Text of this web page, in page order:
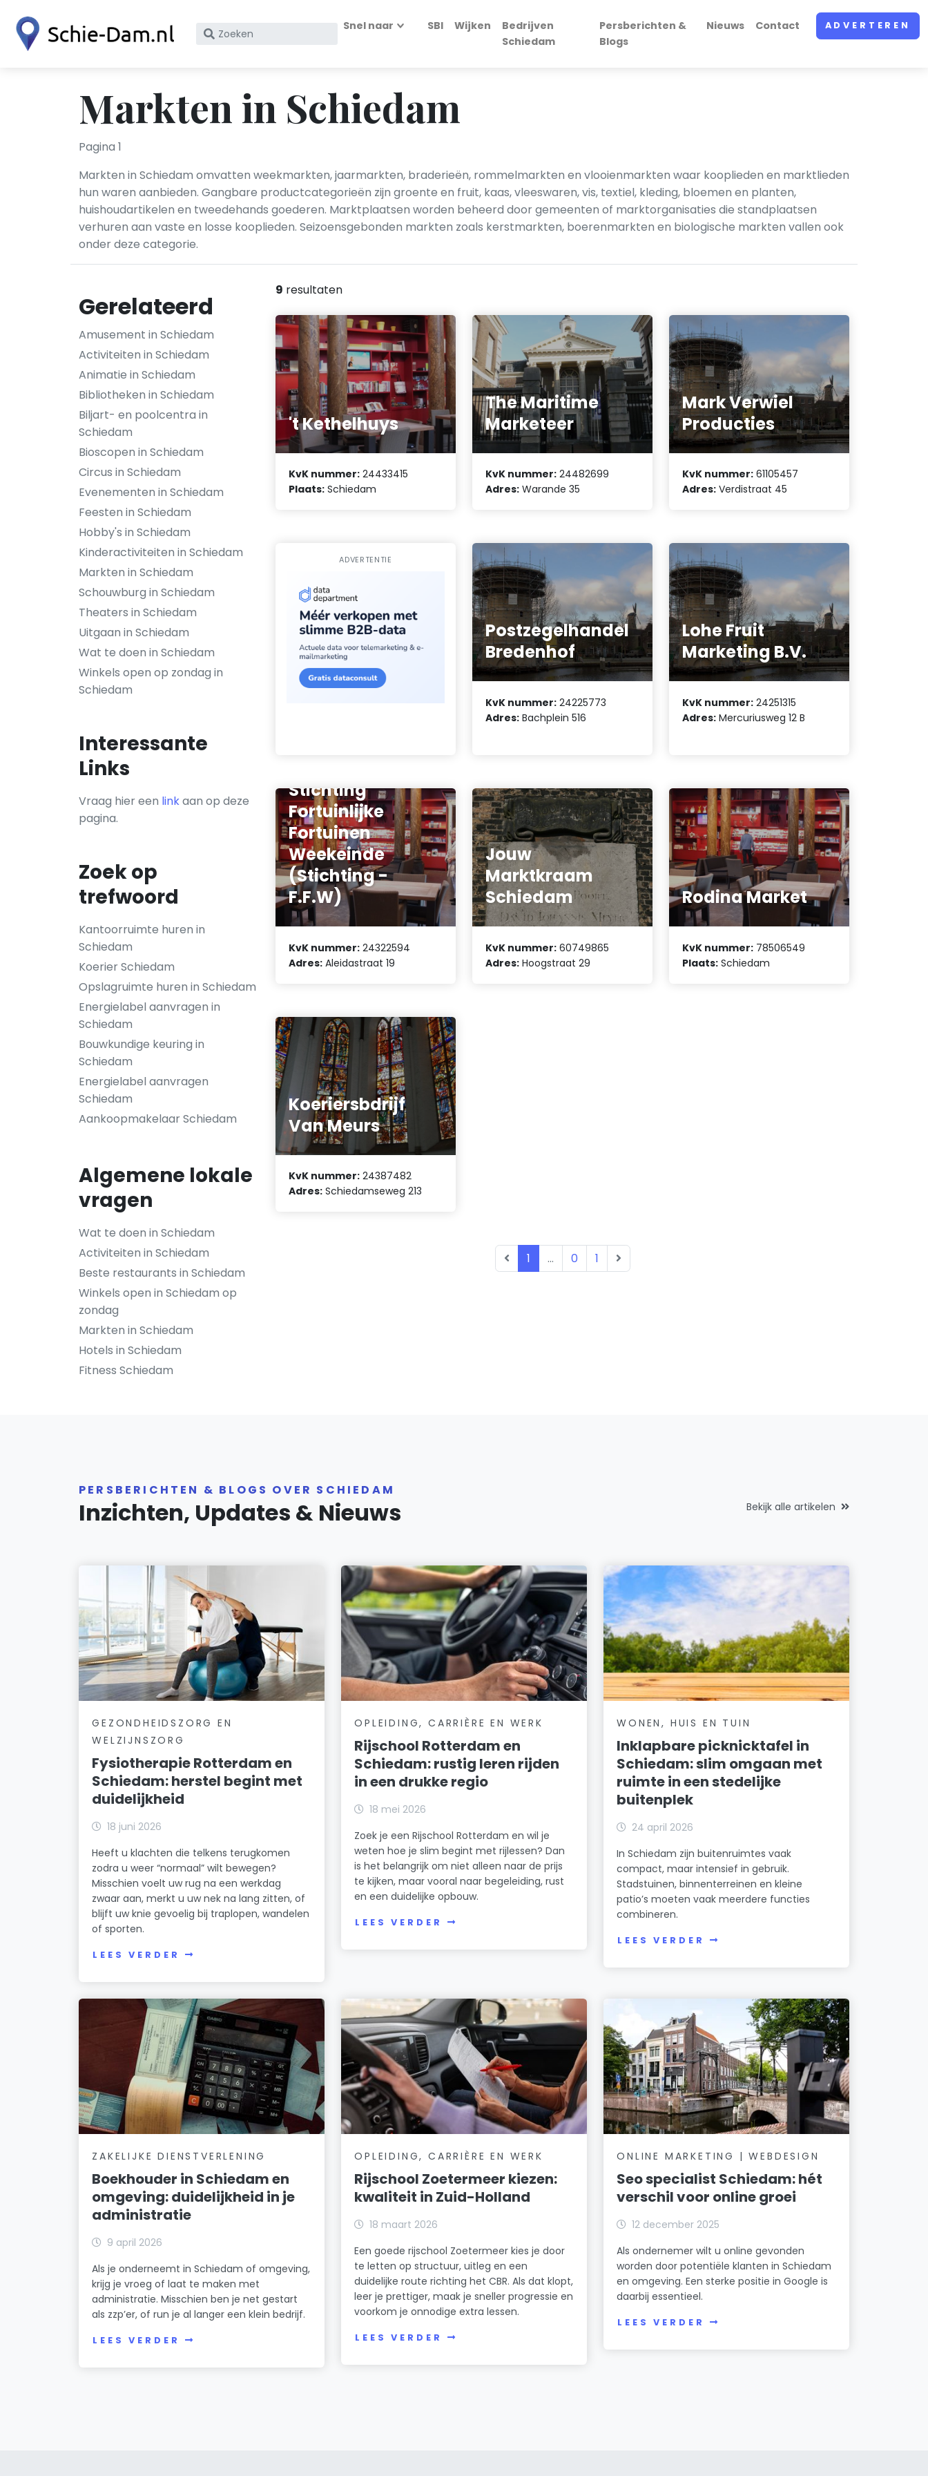
Zoek
KvK
nummer
Snel naar SBI Wijken
Bedrijven
Schiedam
Persberichten &
Blogs
Nieuws Contact ADVERTEREN
Markten in Schiedam
Pagina 1
Markten in Schiedam omvatten weekmarkten, jaarmarkten, braderieën, rommelmarkten en vlooienmarkten waar kooplieden en marktlieden
hun waren aanbieden. Gangbare productcategorieën zijn groente en fruit, kaas, vleeswaren, vis, textiel, kleding, bloemen en planten,
huishoudartikelen en tweedehands goederen. Marktplaatsen worden beheerd door gemeenten of marktorganisaties die standplaatsen
verhuren aan vaste en losse kooplieden. Seizoensgebonden markten zoals kerstmarkten, boerenmarkten en biologische markten vallen ook
onder deze categorie.
Gerelateerd
Amusement in Schiedam
Activiteiten in Schiedam
Animatie in Schiedam
Bibliotheken in Schiedam
Biljart- en poolcentra in
Schiedam
Bioscopen in Schiedam
Circus in Schiedam
Evenementen in Schiedam
Feesten in Schiedam
Hobby's in Schiedam
Kinderactiviteiten in Schiedam
Markten in Schiedam
Schouwburg in Schiedam
Theaters in Schiedam
Uitgaan in Schiedam
Wat te doen in Schiedam
Winkels open op zondag in
Schiedam
Interessante
Links
Vraag hier een linkaan op deze
pagina.
Zoek op
trefwoord
Kantoorruimte huren in
Schiedam
Koerier Schiedam
Opslagruimte huren in Schiedam
Energielabel aanvragen in
Schiedam
Bouwkundige keuring in
Schiedam
Energielabel aanvragen
Schiedam
Aankoopmakelaar Schiedam
Algemene lokale
vragen
Wat te doen in Schiedam
Activiteiten in Schiedam
Beste restaurants in Schiedam
Winkels open in Schiedam op
zondag
Markten in Schiedam
Hotels in Schiedam
Fitness Schiedam
9 resultaten
't Kethelhuys
KvK nummer: 24433415
Plaats: Schiedam
The Maritime
Marketeer
KvK nummer: 24482699
Adres: Warande 35
Mark Verwiel
Producties
KvK nummer: 61105457
Adres: Verdistraat 45
ADVERTENTIE
Postzegelhandel
Bredenhof
KvK nummer: 24225773
Adres: Bachplein 516
Lohe Fruit
Marketing B.V.
KvK nummer: 24251315
Adres: Mercuriusweg 12 B
Stichting
Fortuinlijke
Fortuinen
Weekeinde
(Stichting -
F.F.W)
KvK nummer: 24322594
Adres: Aleidastraat 19
Jouw
Marktkraam
Schiedam
KvK nummer: 60749865
Adres: Hoogstraat 29
Rodina Market
KvK nummer: 78506549
Plaats: Schiedam
Koeriersbdrijf
Van Meurs
KvK nummer: 24387482
Adres: Schiedamseweg 213
1 ... 0 1
PERSBERICHTEN & BLOGS OVER SCHIEDAM
Inzichten, Updates & Nieuws Bekijk alle artikelen
GEZONDHEIDSZORG EN
WELZIJNSZORG
Fysiotherapie Rotterdam en
Schiedam: herstel begint met
duidelijkheid
18 juni 2026
Heeft u klachten die telkens terugkomen
zodra u weer “normaal” wilt bewegen?
Misschien voelt uw rug na een werkdag
zwaar aan, merkt u uw nek na lang zitten, of
blijft uw knie gevoelig bij traplopen, wandelen
of sporten.
LEES VERDER
OPLEIDING, CARRIÈRE EN WERK
Rijschool Rotterdam en
Schiedam: rustig leren rijden
in een drukke regio
18 mei 2026
Zoek je een Rijschool Rotterdam en wil je
weten hoe je slim begint met rijlessen? Dan
is het belangrijk om niet alleen naar de prijs
te kijken, maar vooral naar begeleiding, rust
en een duidelijke opbouw.
LEES VERDER
WONEN, HUIS EN TUIN
Inklapbare picknicktafel in
Schiedam: slim omgaan met
ruimte in een stedelijke
buitenplek
24 april 2026
In Schiedam zijn buitenruimtes vaak
compact, maar intensief in gebruik.
Stadstuinen, binnenterreinen en kleine
patio’s moeten vaak meerdere functies
combineren.
LEES VERDER
ZAKELIJKE DIENSTVERLENING
Boekhouder in Schiedam en
omgeving: duidelijkheid in je
administratie
9 april 2026
Als je onderneemt in Schiedam of omgeving,
krijg je vroeg of laat te maken met
administratie. Misschien ben je net gestart
als zzp’er, of run je al langer een klein bedrijf.
LEES VERDER
OPLEIDING, CARRIÈRE EN WERK
Rijschool Zoetermeer kiezen:
kwaliteit in Zuid-Holland
18 maart 2026
Een goede rijschool Zoetermeer kies je door
te letten op structuur, uitleg en een
duidelijke route richting het CBR. Als dat klopt,
leer je prettiger, maak je sneller progressie en
voorkom je onnodige extra lessen.
LEES VERDER
ONLINE MARKETING | WEBDESIGN
Seo specialist Schiedam: hét
verschil voor online groei
12 december 2025
Als ondernemer wilt u online gevonden
worden door potentiële klanten in Schiedam
en omgeving. Een sterke positie in Google is
daarbij essentieel.
LEES VERDER